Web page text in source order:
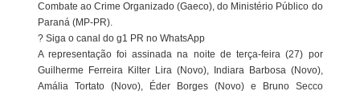
Combate ao Crime Organizado (Gaeco), do Ministério Público do
Paraná (MP-PR).
? Siga o canal do g1 PR no WhatsApp
A representação foi assinada na noite de terça-feira (27) por
Guilherme Ferreira Kilter Lira (Novo), Indiara Barbosa (Novo),
Amália Tortato (Novo), Éder Borges (Novo) e Bruno Secco